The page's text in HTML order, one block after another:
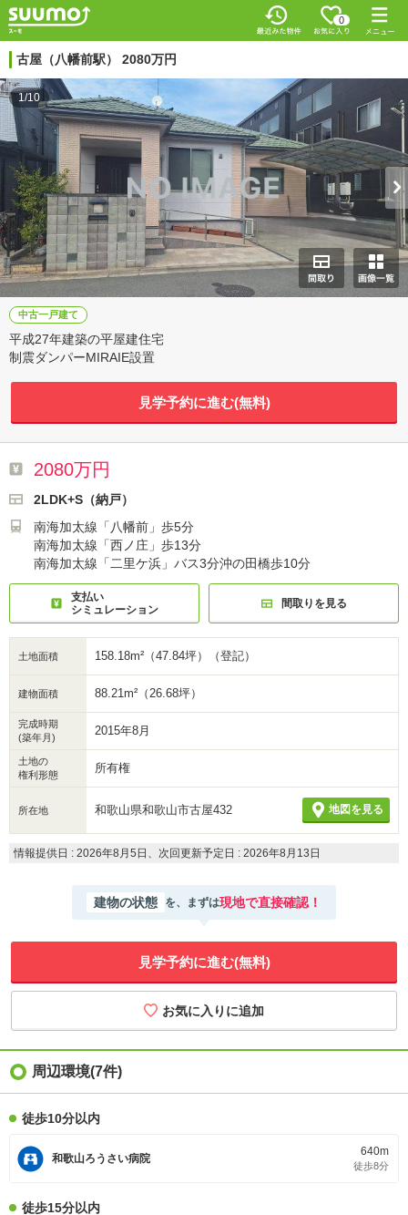
0
古屋（八幡前駅） 2080万円
1/10
中古一戸建て
平成27年建築の平屋建住宅
制震ダンパーMIRAIE設置
見学予約に進む(無料)
2080万円
2LDK+S（納戸）
南海加太線「八幡前」歩5分
南海加太線「西ノ庄」歩13分
南海加太線「二里ケ浜」バス3分沖の田橋歩10分
支払い
シミュレーション
間取りを見る
土地面積 158.18m²（47.84坪）（登記）
建物面積 88.21m²（26.68坪）
完成時期
(築年月)
2015年8月
土地の
権利形態
所有権
所在地 和歌山県和歌山市古屋432 地図を見る
情報提供日 : 2026年8月5日、次回更新予定日 : 2026年8月13日
建物の状態 を、まずは現地で直接確認！
見学予約に進む(無料)
周辺環境(7件)
徒歩10分以内
和歌山ろうさい病院
640m
徒歩8分
徒歩15分以内